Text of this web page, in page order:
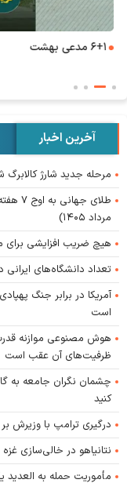
۶+۱ مدعی بهشت
آخرین اخبار
مرحله جدید شارژ کالابرگ
مرداد ۱۴۰۵)
هیچ ضریب افزایشی برای
تعداد دانشگاه‌های ایرانی در تایمز
آمریکا در برابر جنگ
است
هوش مصنوعی موازنه قدرت
ظرفیت‌های آن عقب است
چشمان نگران جامعه به
کنید
درگیری ترامپ با وزیرش
نتانیاهو در خالی‌سازی
مأموریت حمله به العدید